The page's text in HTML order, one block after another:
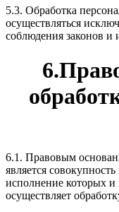
5.3. Обработка
осуществляться
соблюдения законов
6.1. Правовым
является
исполнение которых
осуществляет